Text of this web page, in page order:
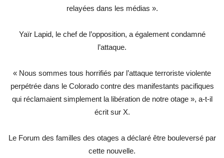
relayées dans les médias ».
Yaïr Lapid, le chef de l’opposition, a également condamné
l’attaque.
« Nous sommes tous horrifiés par l’attaque terroriste violente
perpétrée dans le Colorado contre des manifestants pacifiques
qui réclamaient simplement la libération de notre otage », a-t-il
écrit sur X.
Le Forum des familles des otages a déclaré être bouleversé par
cette nouvelle.